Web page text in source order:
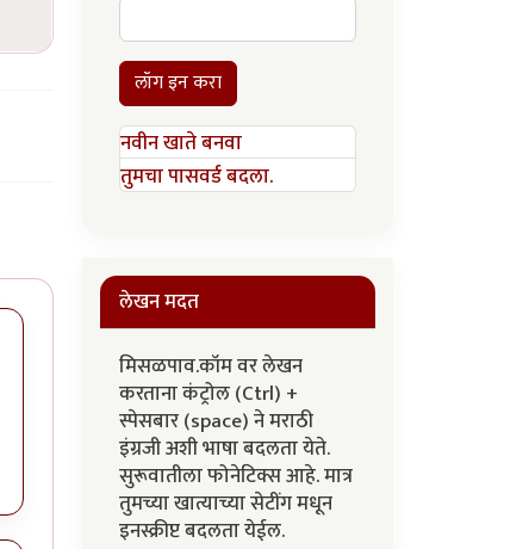
लॉग इन करा
नवीन खाते बनवा
तुमचा पासवर्ड बदला.
लेखन मदत
मिसळपाव.कॉम वर लेखन
करताना कंट्रोल (Ctrl) +
स्पेसबार (space) ने मराठी
इंग्रजी अशी भाषा बदलता येते.
सुरूवातीला फोनेटिक्स आहे. मात्र
तुमच्या खात्याच्या सेटींग मधून
इनस्क्रीप्ट बदलता येईल.